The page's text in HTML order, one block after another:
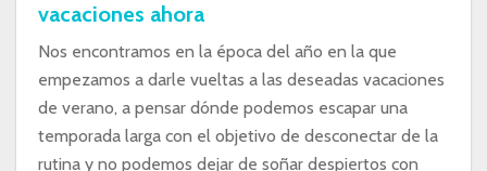
vacaciones ahora
Nos encontramos en la época del año en la que
empezamos a darle vueltas a las deseadas vacaciones
de verano, a pensar dónde podemos escapar una
temporada larga con el objetivo de desconectar de la
rutina y no podemos dejar de soñar despiertos con